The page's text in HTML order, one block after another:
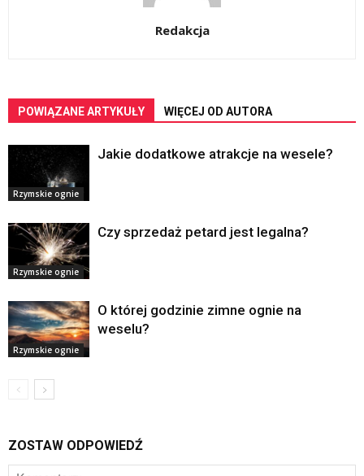
Redakcja
POWIĄZANE ARTYKUŁY WIĘCEJ OD AUTORA
Rzymskie ognie
Jakie dodatkowe atrakcje na wesele?
Rzymskie ognie
Czy sprzedaż petard jest legalna?
Rzymskie ognie
O której godzinie zimne ognie na
weselu?
ZOSTAW ODPOWIEDŹ